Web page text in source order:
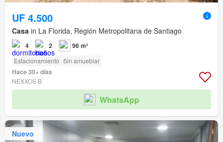
UF 4.500
Casa in La Florida, Región Metropolitana de Santiago
4 2 96 m²
Estacionamiento Sin amueblar
Hace 30+ días
NEXXOS B
WhatsApp
Nuevo